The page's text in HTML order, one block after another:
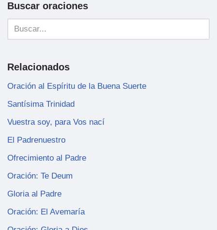
Buscar oraciones
Relacionados
Oración al Espíritu de la Buena Suerte
Santísima Trinidad
Vuestra soy, para Vos nací
El Padrenuestro
Ofrecimiento al Padre
Oración: Te Deum
Gloria al Padre
Oración: El Avemaría